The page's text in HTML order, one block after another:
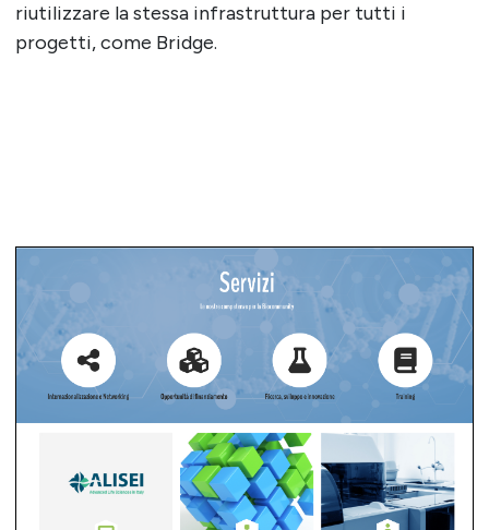
riutilizzare la stessa infrastruttura per tutti i
progetti, come Bridge.